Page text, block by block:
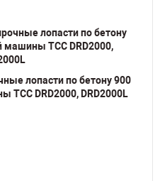
лопасти по бетону 900
ТСС DRD2000, DRD2000L